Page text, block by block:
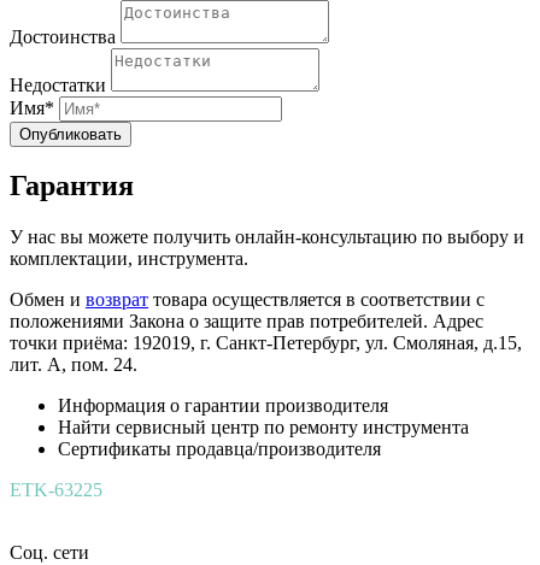
Достоинства
Недостатки
Имя*
Опубликовать
Гарантия
У нас вы можете получить онлайн-консультацию по выбору и
комплектации, инструмента.
Обмен и возврат товара осуществляется в соответствии с
положениями Закона о защите прав потребителей. Адрес
точки приёма: 192019, г. Санкт-Петербург, ул. Смоляная, д.15,
лит. А, пом. 24.
Информация о гарантии производителя
Найти сервисный центр по ремонту инструмента
Сертификаты продавца/производителя
ETK-63225
Соц. сети